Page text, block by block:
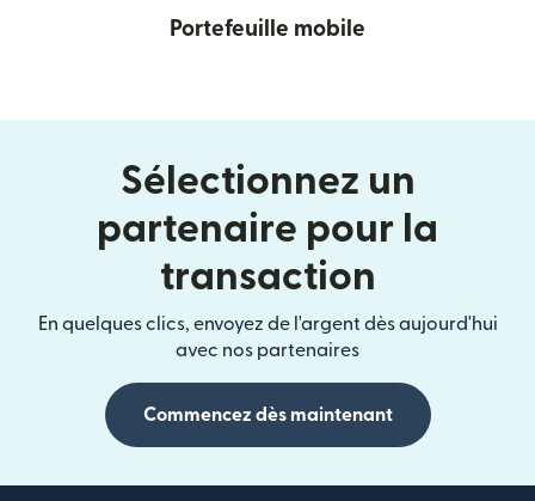
Portefeuille mobile
Sélectionnez un
partenaire pour la
transaction
En quelques clics, envoyez de l'argent dès aujourd'hui
avec nos partenaires
Commencez dès maintenant